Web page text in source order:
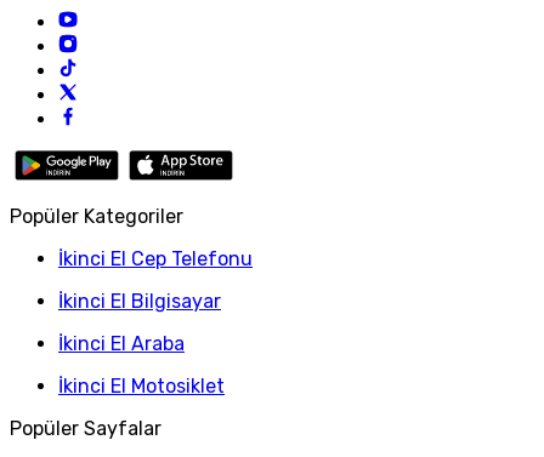
Popüler Kategoriler
İkinci El Cep Telefonu
İkinci El Bilgisayar
İkinci El Araba
İkinci El Motosiklet
Popüler Sayfalar